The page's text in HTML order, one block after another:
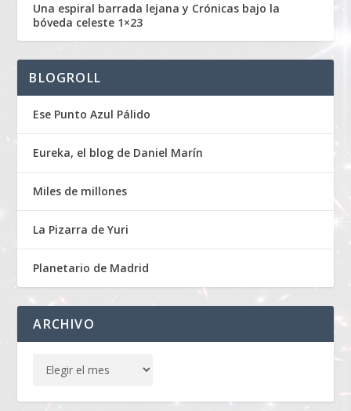
Una espiral barrada lejana y Crónicas bajo la
bóveda celeste 1×23
BLOGROLL
Ese Punto Azul Pálido
Eureka, el blog de Daniel Marín
Miles de millones
La Pizarra de Yuri
Planetario de Madrid
ARCHIVO